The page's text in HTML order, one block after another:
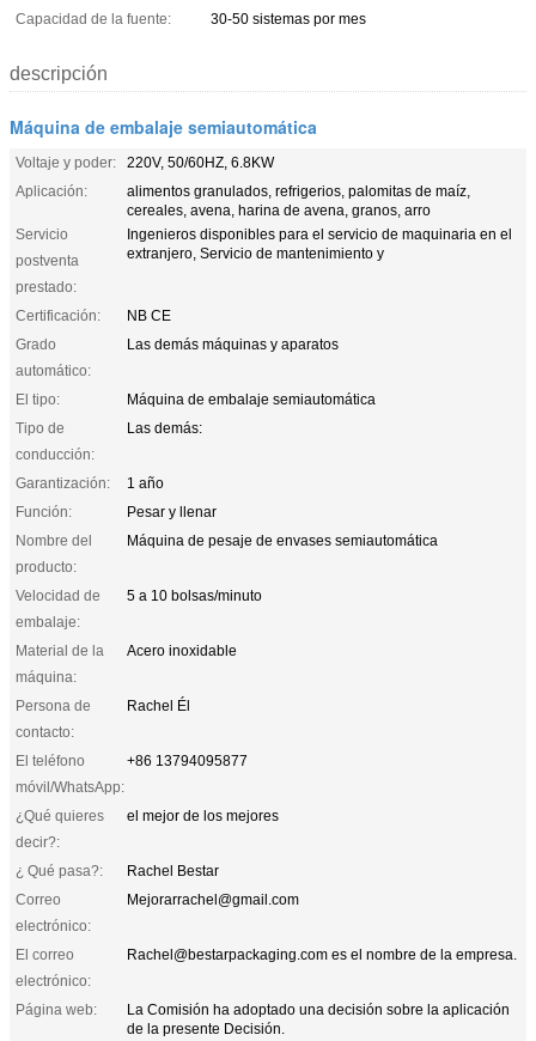
Capacidad de la fuente:
30-50 sistemas por mes
descripción
Máquina de embalaje semiautomática
Voltaje y poder:
220V, 50/60HZ, 6.8KW
Aplicación:
alimentos granulados, refrigerios, palomitas de maíz,
cereales, avena, harina de avena, granos, arro
Servicio
postventa
prestado:
Ingenieros disponibles para el servicio de maquinaria en el
extranjero, Servicio de mantenimiento y
Certificación:
NB CE
Grado
automático:
Las demás máquinas y aparatos
El tipo:
Máquina de embalaje semiautomática
Tipo de
conducción:
Las demás:
Garantización:
1 año
Función:
Pesar y llenar
Nombre del
producto:
Máquina de pesaje de envases semiautomática
Velocidad de
embalaje:
5 a 10 bolsas/minuto
Material de la
máquina:
Acero inoxidable
Persona de
contacto:
Rachel Él
El teléfono
móvil/WhatsApp:
+86 13794095877
¿Qué quieres
decir?:
el mejor de los mejores
¿ Qué pasa?:
Rachel Bestar
Correo
electrónico:
Mejorarrachel@gmail.com
El correo
electrónico:
Rachel@bestarpackaging.com es el nombre de la empresa.
Página web:
La Comisión ha adoptado una decisión sobre la aplicación
de la presente Decisión.